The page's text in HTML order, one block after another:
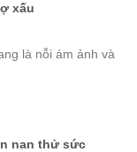
xấu
là nỗi ám ảnh và
nan thử sức